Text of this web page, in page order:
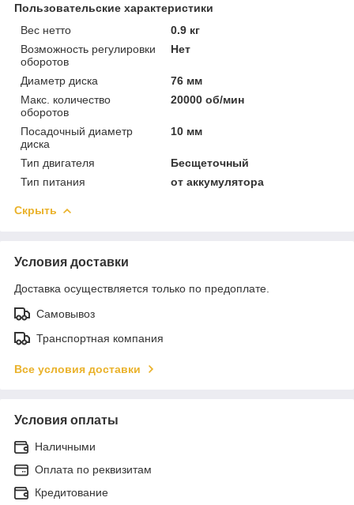
Пользовательские характеристики
Вес нетто
0.9 кг
Возможность регулировки
оборотов
Нет
Диаметр диска
76 мм
Макс. количество
оборотов
20000 об/мин
Посадочный диаметр
диска
10 мм
Тип двигателя
Бесщеточный
Тип питания
от аккумулятора
Скрыть
Условия доставки
Доставка осуществляется только по предоплате.
Самовывоз
Транспортная компания
Все условия доставки
Условия оплаты
Наличными
Оплата по реквизитам
Кредитование